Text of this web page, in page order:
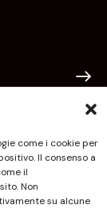
come i cookie per
Il consenso a
il
Non
su alcune
essere
di marketing
Policy